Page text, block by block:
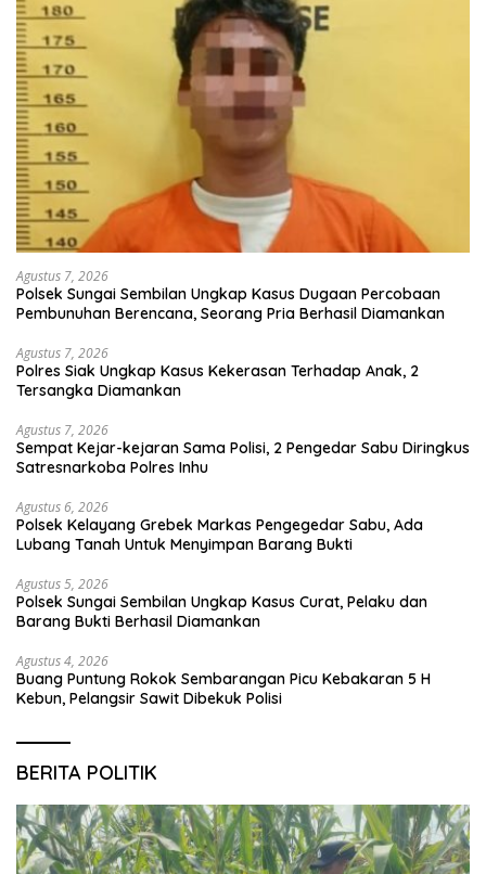
Agustus 7, 2026
Polsek Sungai Sembilan Ungkap Kasus Dugaan Percobaan
Pembunuhan Berencana, Seorang Pria Berhasil Diamankan
Agustus 7, 2026
Polres Siak Ungkap Kasus Kekerasan Terhadap Anak, 2
Tersangka Diamankan
Agustus 7, 2026
Sempat Kejar-kejaran Sama Polisi, 2 Pengedar Sabu Diringkus
Satresnarkoba Polres Inhu
Agustus 6, 2026
Polsek Kelayang Grebek Markas Pengegedar Sabu, Ada
Lubang Tanah Untuk Menyimpan Barang Bukti
Agustus 5, 2026
Polsek Sungai Sembilan Ungkap Kasus Curat, Pelaku dan
Barang Bukti Berhasil Diamankan
Agustus 4, 2026
Buang Puntung Rokok Sembarangan Picu Kebakaran 5 H
Kebun, Pelangsir Sawit Dibekuk Polisi
BERITA POLITIK